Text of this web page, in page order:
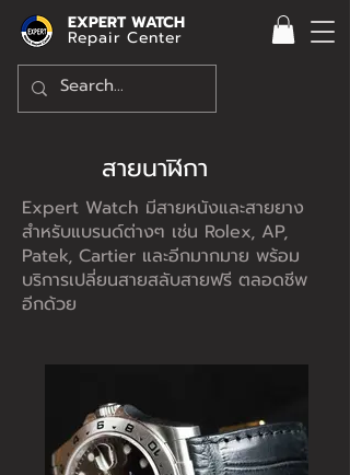
EXPERT WATCH
Repair Center
สายนาฬิกา
Expert Watch มีสายหนังและสายยาง
สำหรับแบรนด์ต่างๆ เช่น Rolex, AP,
Patek, Cartier และอีกมากมาย พร้อม
บริการเปลี่ยนสายสลับสายฟรี ตลอดชีพ
อีกด้วย